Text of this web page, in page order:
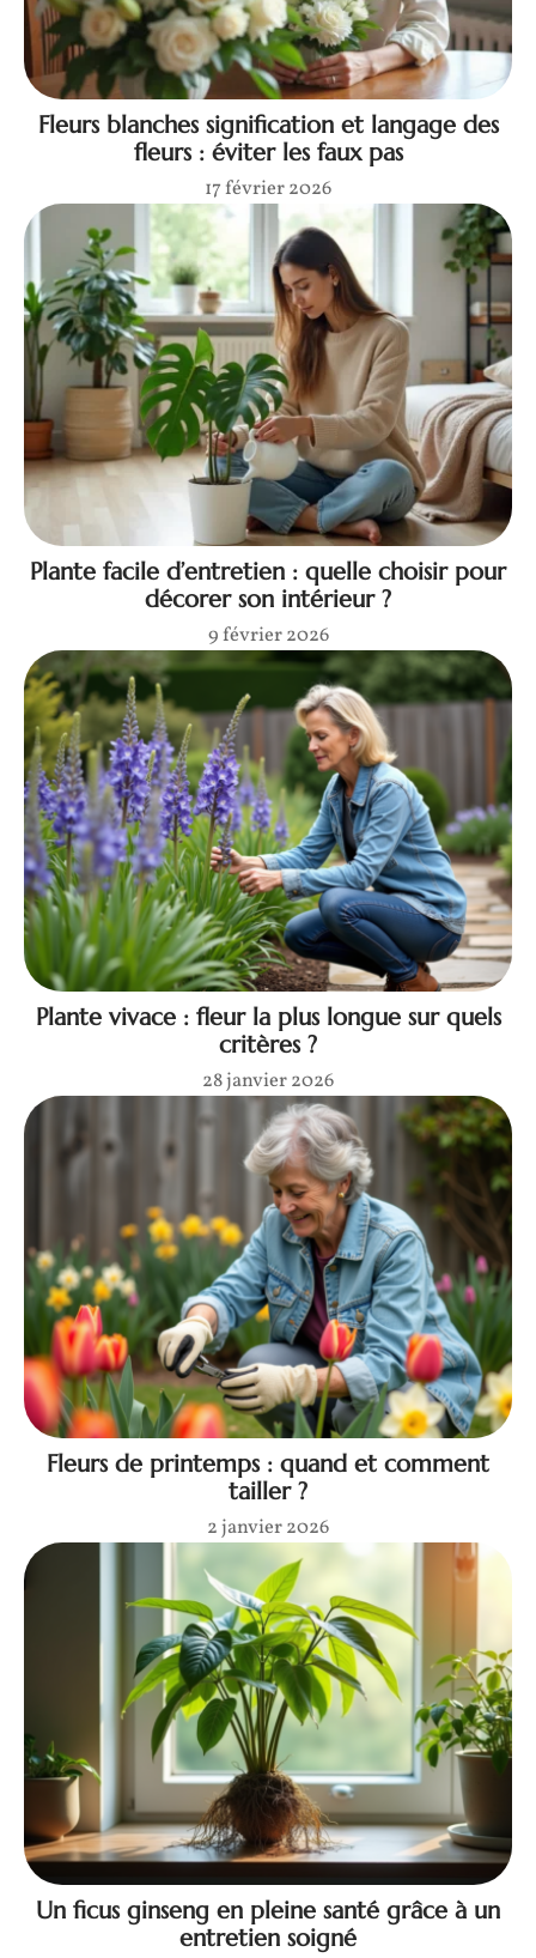
Fleurs blanches signification et langage des
fleurs : éviter les faux pas
17 février 2026
Plante facile d’entretien : quelle choisir pour
décorer son intérieur ?
9 février 2026
Plante vivace : fleur la plus longue sur quels
critères ?
28 janvier 2026
Fleurs de printemps : quand et comment
tailler ?
2 janvier 2026
Un ficus ginseng en pleine santé grâce à un
entretien soigné